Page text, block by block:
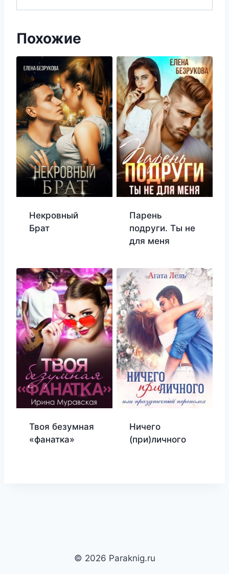
Похожие
Некровный
Брат
Парень
подруги. Ты не
для меня
Твоя безумная
«фанатка»
Ничего
(при)личного
© 2026 Paraknig.ru